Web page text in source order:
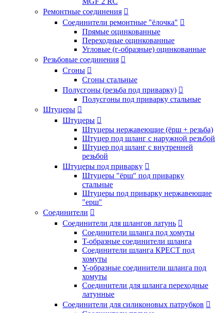
Ремонтные соединения 
Соединители ремонтные "ёлочка" 
Прямые оцинкованные
Переходные оцинкованные
Угловые (г-образные) оцинкованные
Резьбовые соединения 
Сгоны 
Сгоны стальные
Полусгоны (резьба под приварку) 
Полусгоны под приварку стальные
Штуцеры 
Штуцеры 
Штуцеры нержавеющие (ёрш + резьба)
Штуцер под шланг с наружной резьбой
Штуцер под шланг с внутренней
резьбой
Штуцеры под приварку 
Штуцеры "ёрш" под приварку
стальные
Штуцеры под приварку нержавеющие
"ерш"
Соединители 
Соединители для шлангов латунь 
Соединители шланга под хомуты
T-образные соединители шланга
Соединители шланга КРЕСТ под
хомуты
Y-образные соединители шланга под
хомуты
Соединители для шланга переходные
латунные
Соединители для силиконовых патрубков 